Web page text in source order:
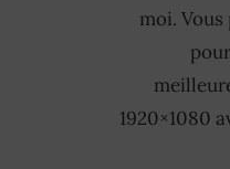
moi.
1920×1080